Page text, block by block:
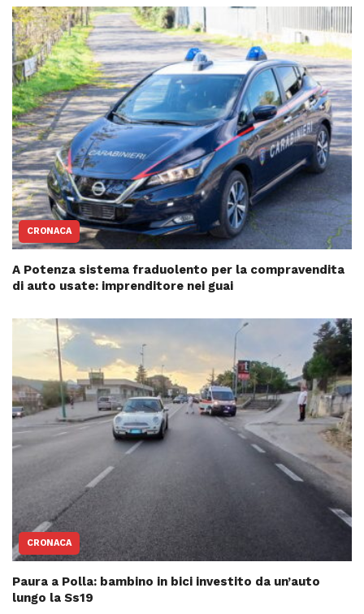
CRONACA
A Potenza sistema fraduolento per la compravendita
di auto usate: imprenditore nei guai
CRONACA
Paura a Polla: bambino in bici investito da un’auto
lungo la Ss19